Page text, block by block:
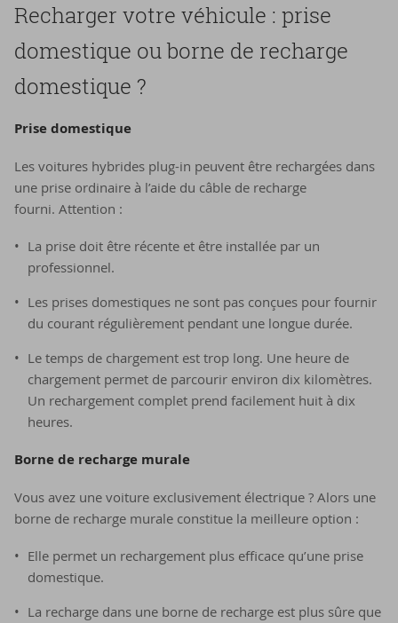
Recharger votre véhicule : prise
domestique ou borne de recharge
domestique ?
Prise domestique
Les voitures hybrides plug-in peuvent être rechargées dans
une prise ordinaire à l’aide du câble de recharge
fourni. Attention :
La prise doit être récente et être installée par un
professionnel.
Les prises domestiques ne sont pas conçues pour fournir
du courant régulièrement pendant une longue durée.
Le temps de chargement est trop long. Une heure de
chargement permet de parcourir environ dix kilomètres.
Un rechargement complet prend facilement huit à dix
heures.
Borne de recharge murale
Vous avez une voiture exclusivement électrique ? Alors une
borne de recharge murale constitue la meilleure option :
Elle permet un rechargement plus efficace qu’une prise
domestique.
La recharge dans une borne de recharge est plus sûre que